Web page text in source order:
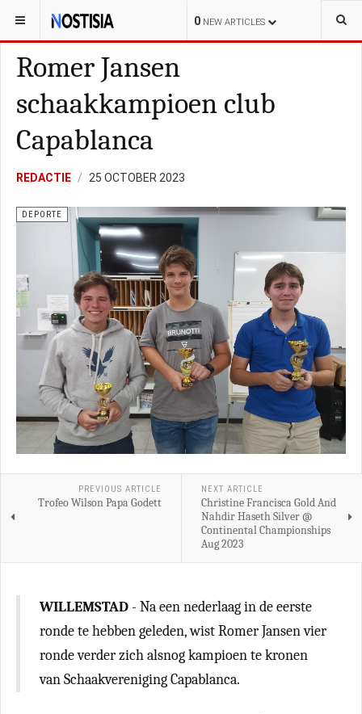
0 NEW ARTICLES
YOU ARE HERE: CURAÇAO KORTE-POLISIAL
Romer Jansen
schaakkampioen club
Capablanca
REDACTIE 25 OCTOBER 2023
DEPORTE
PREVIOUS ARTICLE
Trofeo Wilson Papa Godett
NEXT ARTICLE
Christine Francisca Gold And
Nahdir Haseth Silver @
Continental Championships
Aug 2023
WILLEMSTAD - Na een nederlaag in de eerste
ronde te hebben geleden, wist Romer Jansen vier
ronde verder zich alsnog kampioen te kronen
van Schaakvereniging Capablanca.